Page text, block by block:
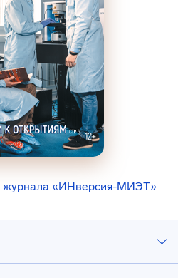
журнала «ИНверсия-МИЭТ»